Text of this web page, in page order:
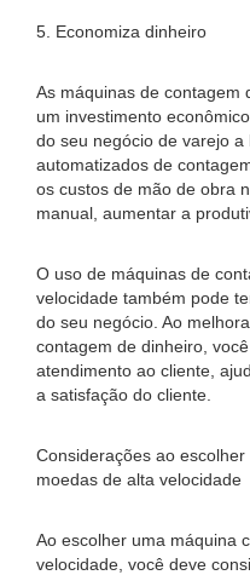
5. Economiza dinheiro
As máquinas de contagem
um investimento
do seu negócio de varejo
automatizados de
os custos de mão de obra
manual, aumentar a
O uso de máquinas de
velocidade também pode
do seu negócio. Ao
contagem de dinheiro,
atendimento ao cliente,
a satisfação do cliente.
Considerações ao
moedas de alta velocidade
Ao escolher uma máquina
velocidade, você deve